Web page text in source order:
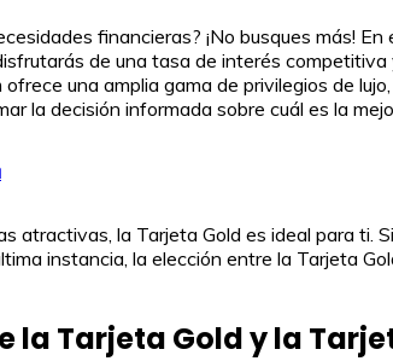
financieras? ¡No busques más!
de una tasa de interés
una amplia gama de privilegios de
la decisión informada sobre cuál es la
atractivas, la Tarjeta Gold es ideal para ti.
instancia, la elección entre la Tarjeta
la Tarjeta Gold y la